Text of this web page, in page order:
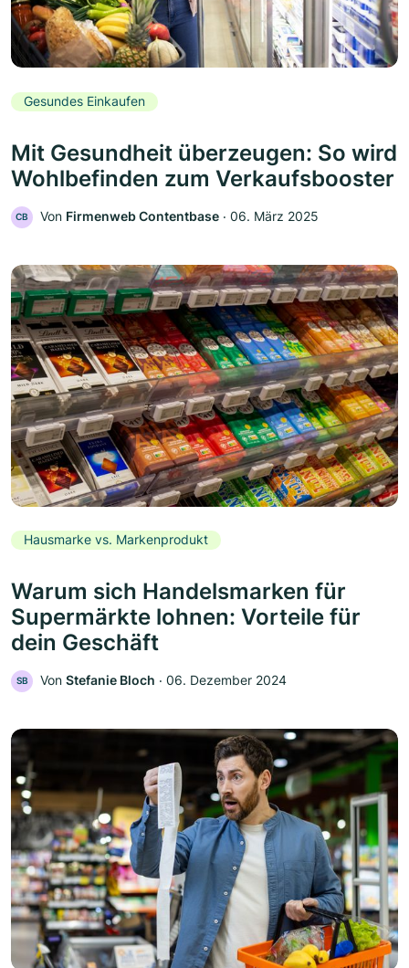
Gesundes Einkaufen
Mit Gesundheit überzeugen: So wird
Wohlbefinden zum Verkaufsbooster
CB Von Firmenweb Contentbase ‧ 06. März 2025
Hausmarke vs. Markenprodukt
Warum sich Handelsmarken für
Supermärkte lohnen: Vorteile für
dein Geschäft
SB Von Stefanie Bloch ‧ 06. Dezember 2024